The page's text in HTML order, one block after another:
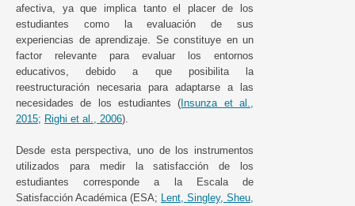
afectiva, ya que implica tanto el placer de los
estudiantes como la evaluación de sus
experiencias de aprendizaje. Se constituye en un
factor relevante para evaluar los entornos
educativos, debido a que posibilita la
reestructuración necesaria para adaptarse a las
necesidades de los estudiantes (Insunza et al.,
2015; Righi et al., 2006).
Desde esta perspectiva, uno de los instrumentos
utilizados para medir la satisfacción de los
estudiantes corresponde a la Escala de
Satisfacción Académica (ESA; Lent, Singley, Sheu,